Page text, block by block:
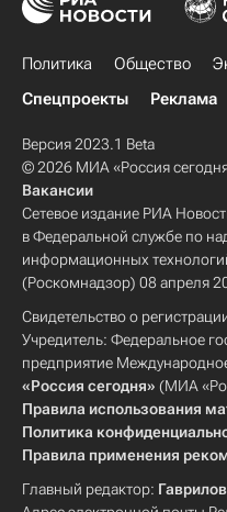
Политика Общество
Спецпроекты
Реклама
Версия 2023.1 Beta
© 2026 МИА «Россия
Вакансии
Сетевое издание РИА
в Федеральной службе по
информационных
(Роскомнадзор) 08 апреля
Свидетельство о
Учредитель: Федеральное
предприятие
«Россия сегодня» (МИА
Правила использования
Политика
Правила применения
Главный редактор: